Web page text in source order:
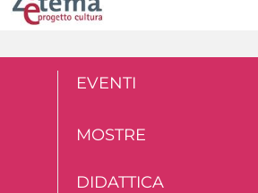
EVENTI
MOSTRE
DIDATTICA